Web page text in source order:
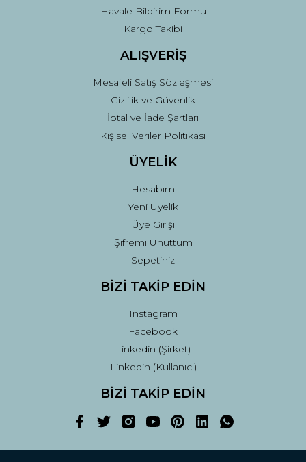
Havale Bildirim Formu
Kargo Takibi
ALIŞVERİŞ
Mesafeli Satış Sözleşmesi
Gizlilik ve Güvenlik
İptal ve İade Şartları
Kişisel Veriler Politikası
ÜYELİK
Hesabım
Yeni Üyelik
Üye Girişi
Şifremi Unuttum
Sepetiniz
BİZİ TAKİP EDİN
Instagram
Facebook
Linkedin (Şirket)
Linkedin (Kullanıcı)
BİZİ TAKİP EDİN